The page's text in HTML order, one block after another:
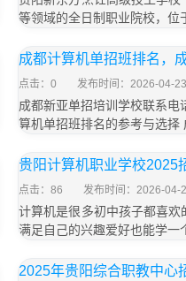
等领域的全日制职业院校，
成都计算机单招班排名，
点击：0 发布时间：2026-04-23
成都新亚单招培训学校联系
算机单招班排名的参考与选择
贵阳计算机职业学校2025
点击：86 发布时间：2026-04-
计算机是很多初中孩子都喜
满足自己的兴趣爱好也能学一
2025年贵阳综合职教中心